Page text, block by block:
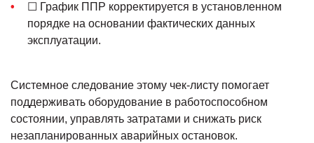
☐ График ППР корректируется в установленном
порядке на основании фактических данных
эксплуатации.
Системное следование этому чек-листу помогает
поддерживать оборудование в работоспособном
состоянии, управлять затратами и снижать риск
незапланированных аварийных остановок.